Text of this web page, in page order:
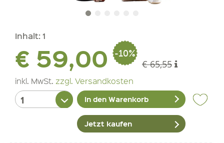
Inhalt: 1
€ 59,00 -10%
€ 65,55
inkl. MwSt. zzgl. Versandkosten
In den Warenkorb
Jetzt kaufen